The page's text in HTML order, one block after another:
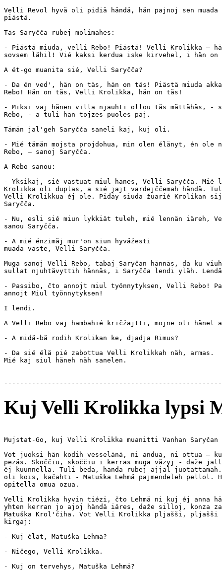
Velli Revol hyvä oli pidiä händä, hän pajnoj sen
piästä.
Täs Saryčča rubej molimahes:
- Piästä miuda, velli Rebo! Piästä! Velli Krolikka —
sovsem lähil! Vié kaksi kerdua iske kirvehel, i hän on
A ét-go muanita sié, Velli Saryčča?
- Da én ved', hän on täs, hän on täs! Piästä miuda
Rebo! Hän on täs, Velli Krolikka, hän on täs!
- Miksi vaj hänen villa njauhti ollou täs mättähäs, -
Rebo, - a tuli hän tojzes puoles päj.
Tämän jal'geh Saryčča saneli kaj, kuj oli.
- Mié tämän mojsta projdohua, min olen élänyt, én ole
Rebo, — sanoj Saryčča.
A Rebo sanou:
- Yksikaj, sié vastuat miul hänes, Velli Saryčča.
Krolikka oli duplas, a sié jajt vardejččemah händä.
Velli Krolikkua éj ole. Pidäy siuda žuarié Krolikan
Saryčča.
- Nu, esli sié miun lykkiät tuleh, mié lennän iäreh,
sanou Saryčča.
- A mié énzimäj mur'on siun hyväžesti
muada vaste, Velli Saryčča.
Muga sanoj Velli Rebo, tabaj Saryčan hännäs, da ku
sullat njuhtävyttih hännäs, i Saryčča lendi yläh.
- Passibo, čto annojt miul työnnytyksen, Velli Rebo!
annojt Miul työnnytyksen!
I lendi.
A Velli Rebo vaj hambahié kričžajtti, mojne oli hänel
- A midä-bä rodih Krolikan ke, djadja Rimus?
- Da sié élä pié zabottua Velli Krolikkah näh, armas.
Mié kaj siul häneh näh sanelen.
Kuj Velli Krolikka lypsi
Mujstat-Go, kuj Velli Krolikka muanitti Vanhan Saryčan
Vot juoksi hän kodih vesselänä, ni andua, ni ottua —
pezäs. Skoččiu, skoččiu i kerras muga väzyj - daže
éj kuunnella. Tuli beda, händä rubej äjjal
oli kois, kačahti - Matuška Lehmä pajmendeleh pellol.
opitella omua ozua.
Velli Krolikka hyvin tiézi, čto Lehmä ni kuj éj anna
yhten kerran jo ajoj händä iäres, daže silloj, konza
Matuška Krol'čiha. Vot Velli Krolikka pljašši, pljašši
kirgaj:
- Kuj élät, Matuška Lehmä?
- Ničego, Velli Krolikka.
- Kuj on tervehys, Matuška Lehmä?